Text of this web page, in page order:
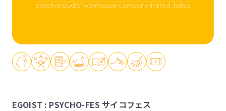
EGOIST : PSYCHO-FES サイコフェス